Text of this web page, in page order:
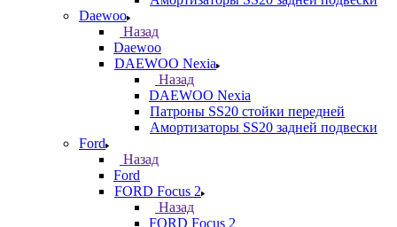
Daewoo
Назад
Daewoo
DAEWOO Nexia
Назад
DAEWOO Nexia
Патроны SS20 стойки передней
Амортизаторы SS20 задней подвески
Ford
Назад
Ford
FORD Focus 2
Назад
FORD Focus 2